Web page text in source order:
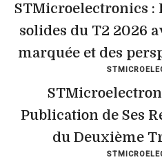
STMicroelectronics :
solides du T2 2026
marquée et des
Publication de Ses
du Deuxième